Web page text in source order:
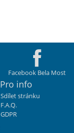
Facebook Bela Most
Pro info
Sdílet stránku
F.A.Q.
GDPR